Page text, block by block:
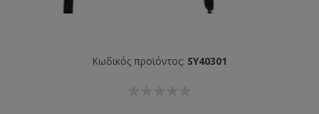
Κωδικός προϊόντος: SY40301